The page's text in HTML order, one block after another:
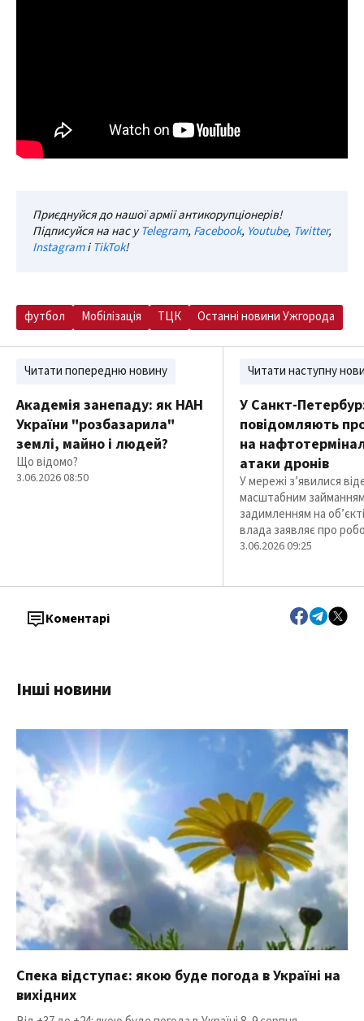
Приєднуйся до нашої армії антикорупціонерів!
Підписуйся на нас уTelegram, Facebook, Youtube, Twitter,
InstagramіTikTok!
футбол Мобілізація ТЦК Останні новини Ужгорода
Читати попередню новину
Академія занепаду: як НАН
України "розбазарила"
землі, майно і людей?
Що відомо?
3.06.2026 08:50
Читати наступну
У Санкт-
повідомляють
на
атаки дронів
У мережі з’явилися
масштабним займанням
задимленням на
влада заявляє про
3.06.2026 09:25
Коментарі
Інші новини
Спека відступає: якою буде погода в Україні на
вихідних